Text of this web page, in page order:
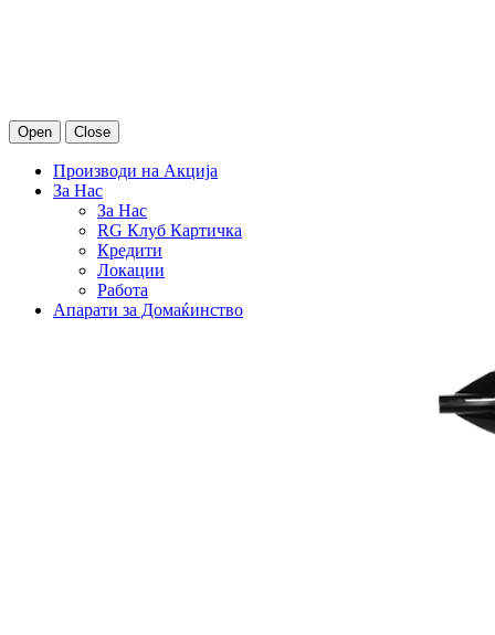
Open Close
Производи на Акција
За Нас
За Нас
RG Клуб Картичка
Кредити
Локации
Работа
Апарати за Домаќинство